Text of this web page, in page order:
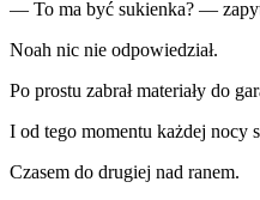
— To ma być sukienka? —
Noah nic nie odpowiedział.
Po prostu zabrał materiały do
I od tego momentu każdej nocy
Czasem do drugiej nad ranem.